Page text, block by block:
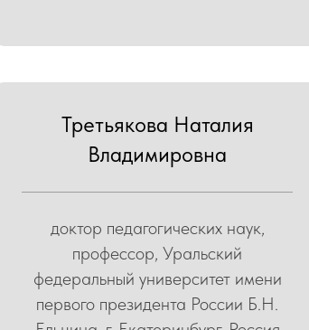
Третьякова Наталия
Владимировна
доктор педагогических наук,
профессор, Уральский
федеральный университет имени
первого президента России Б.Н.